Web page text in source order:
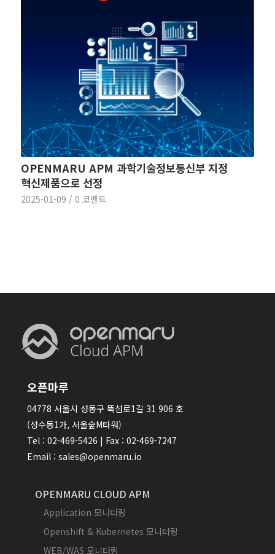
OPENMARU APM 과학기술정보통신부 지정
혁신제품으로 선정
2025-01-09 / 0 코멘트
오픈마루
04778 서울시 성동구 뚝섬로1길 31 906 호
(성수동1가, 서울숲M타워)
Tel : 02-469-5426 | Fax : 02-469-7247
Email : sales@openmaru.io
OPENMARU CLOUD APM
Application 모니터링
Openshift & Kubernetes 모니터링
WEB/WAS 모니터링